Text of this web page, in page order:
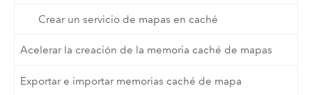
Crear un servicio de mapas en caché
Acelerar la creación de la memoria caché de mapas
Exportar e importar memorias caché de mapa